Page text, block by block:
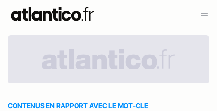
CONTENUS EN RAPPORT AVEC LE MOT-CLE